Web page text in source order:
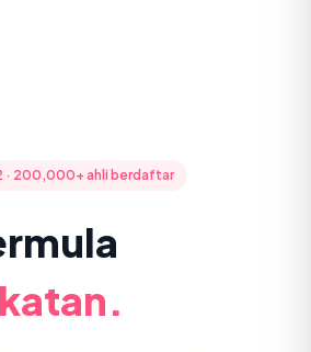
· 200,000+ ahli berdaftar